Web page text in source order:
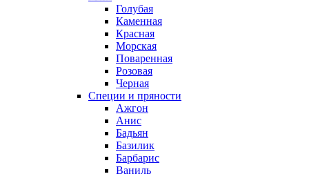
Голубая
Каменная
Красная
Морская
Поваренная
Розовая
Черная
Специи и пряности
Ажгон
Анис
Бадьян
Базилик
Барбарис
Ваниль